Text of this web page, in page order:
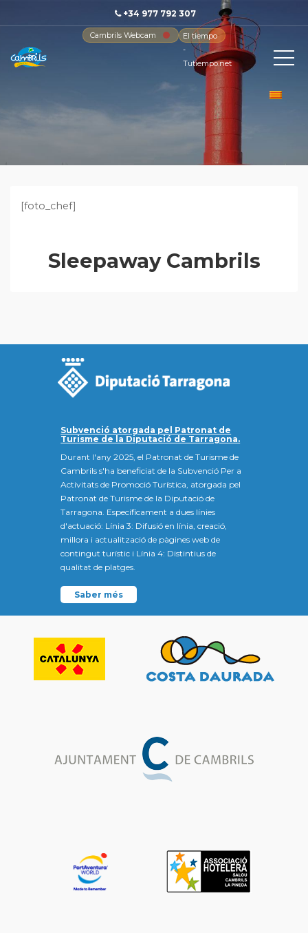
+34 977 792 307
Cambrils Webcam
El tiempo
-
Tutiempo.net
[foto_chef]
Sleepaway Cambrils
Subvenció atorgada pel Patronat de
Turisme de la Diputació de Tarragona.
Durant l'any 2025, el Patronat de Turisme de
Cambrils s'ha beneficiat de la Subvenció Per a
Activitats de Promoció Turística, atorgada pel
Patronat de Turisme de la Diputació de
Tarragona. Específicament a dues línies
d'actuació: Línia 3: Difusió en línia, creació,
millora i actualització de pàgines web de
contingut turístic i Línia 4: Distintius de
qualitat de platges.
Saber més